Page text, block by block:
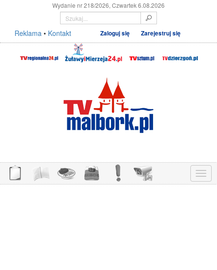
Wydanie nr 218/2026, Czwartek 6.08.2026
Reklama • Kontakt Zaloguj się Zarejestruj się
Menu